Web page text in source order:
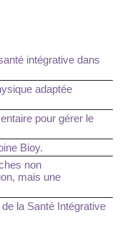
intégrative dans
adaptée
pour gérer le
Bioy.
non
mais une
la Santé Intégrative